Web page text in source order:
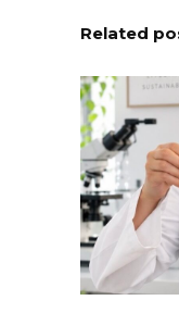
Related